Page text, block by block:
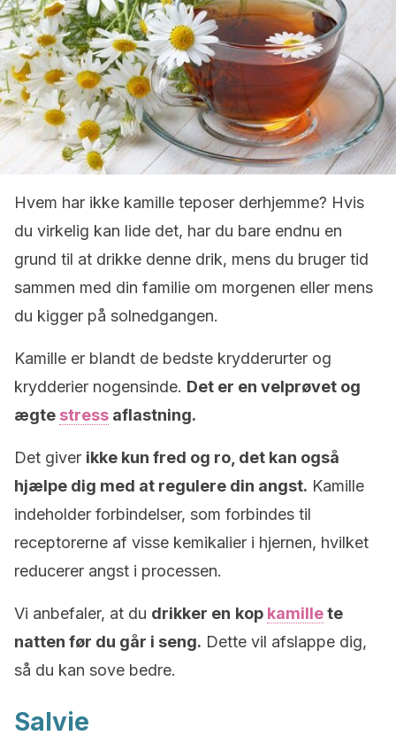
Hvem har ikke kamille teposer derhjemme? Hvis
du virkelig kan lide det, har du bare endnu en
grund til at drikke denne drik, mens du bruger tid
sammen med din familie om morgenen eller mens
du kigger på solnedgangen.
Kamille er blandt de bedste krydderurter og
krydderier nogensinde. Det er en velprøvet og
ægte stress aflastning.
Det giver ikke kun fred og ro, det kan også
hjælpe dig med at regulere din angst. Kamille
indeholder forbindelser, som forbindes til
receptorerne af visse kemikalier i hjernen, hvilket
reducerer angst i processen.
Vi anbefaler, at du drikker en kop kamillete
natten før du går i seng. Dette vil afslappe dig,
så du kan sove bedre.
Salvie